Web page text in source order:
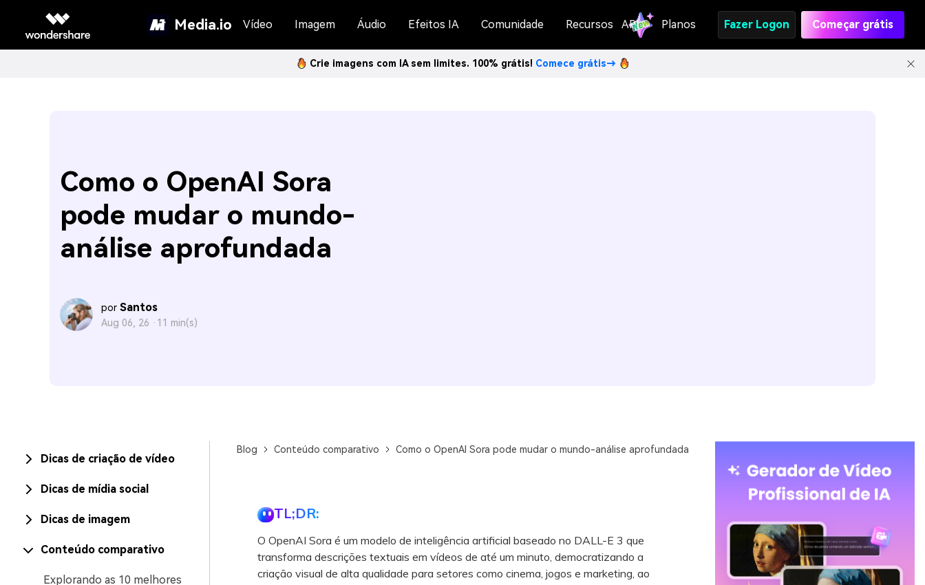
Media.io Vídeo Imagem Áudio Efeitos IA Comunidade Recursos API Planos Fazer Logon Começar grátis
Crie imagens com IA sem limites. 100% grátis! Comece grátis→
Como o OpenAI Sora
pode mudar o mundo-
análise aprofundada
por Santos
Aug 06, 26 · 11 min(s)
Dicas de criação de vídeo
Dicas de mídia social
Dicas de imagem
Conteúdo comparativo
Explorando as 10 melhores
Blog Conteúdo comparativo Como o OpenAI Sora pode mudar o mundo-análise aprofundada
TL;DR:
O OpenAI Sora é um modelo de inteligência artificial baseado no DALL-E 3 que
transforma descrições textuais em vídeos de até um minuto, democratizando a
criação visual de alta qualidade para setores como cinema, jogos e marketing, ao